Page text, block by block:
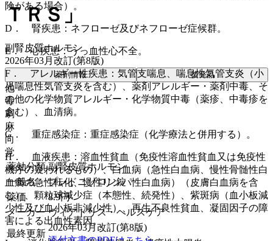
険がある場合）。
D． 腎疾患：ネフローゼ及びネフローゼ症候群。
E． 心疾患：うっ血性心不全。
F． アレルギー性疾患：気管支喘息、喘息性気管支炎（小
児喘息性気管支炎を含む）、薬剤アレルギー・薬剤中毒、そ
の他の化学物質アレルギー・化学物質中毒（薬疹、中毒疹を
含む）、血清病。
G． 重症感染症：重症感染症（化学療法と併用する）。
H． 血液疾患：溶血性貧血（免疫性溶血性貧血又は免疫性
機序の疑われるもの）、白血病（急性白血病、慢性骨髄性白
血病の急性転化、慢性リンパ性白血病）（皮膚白血病を含
む）、顆粒球減少症（本態性、続発性）、紫斑病（血小板減
少性及び血小板非減少性）、再生不良性貧血、凝固因子の障
害による出血性素因。
ＴＲＳ」
副腎皮質ホルモン
2026年03月改訂(第8版)
薬剤情報 後発品
他
毒
劇
麻
向
覚
薬効分類 副腎皮質ホルモン
一般名
プレドニゾロン錠
薬価
8.9円
メーカー ヴィアトリス・ヘルスケア
最終更新
2026年03月改訂(第8版)